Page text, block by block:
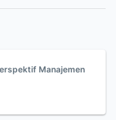
Manajemen